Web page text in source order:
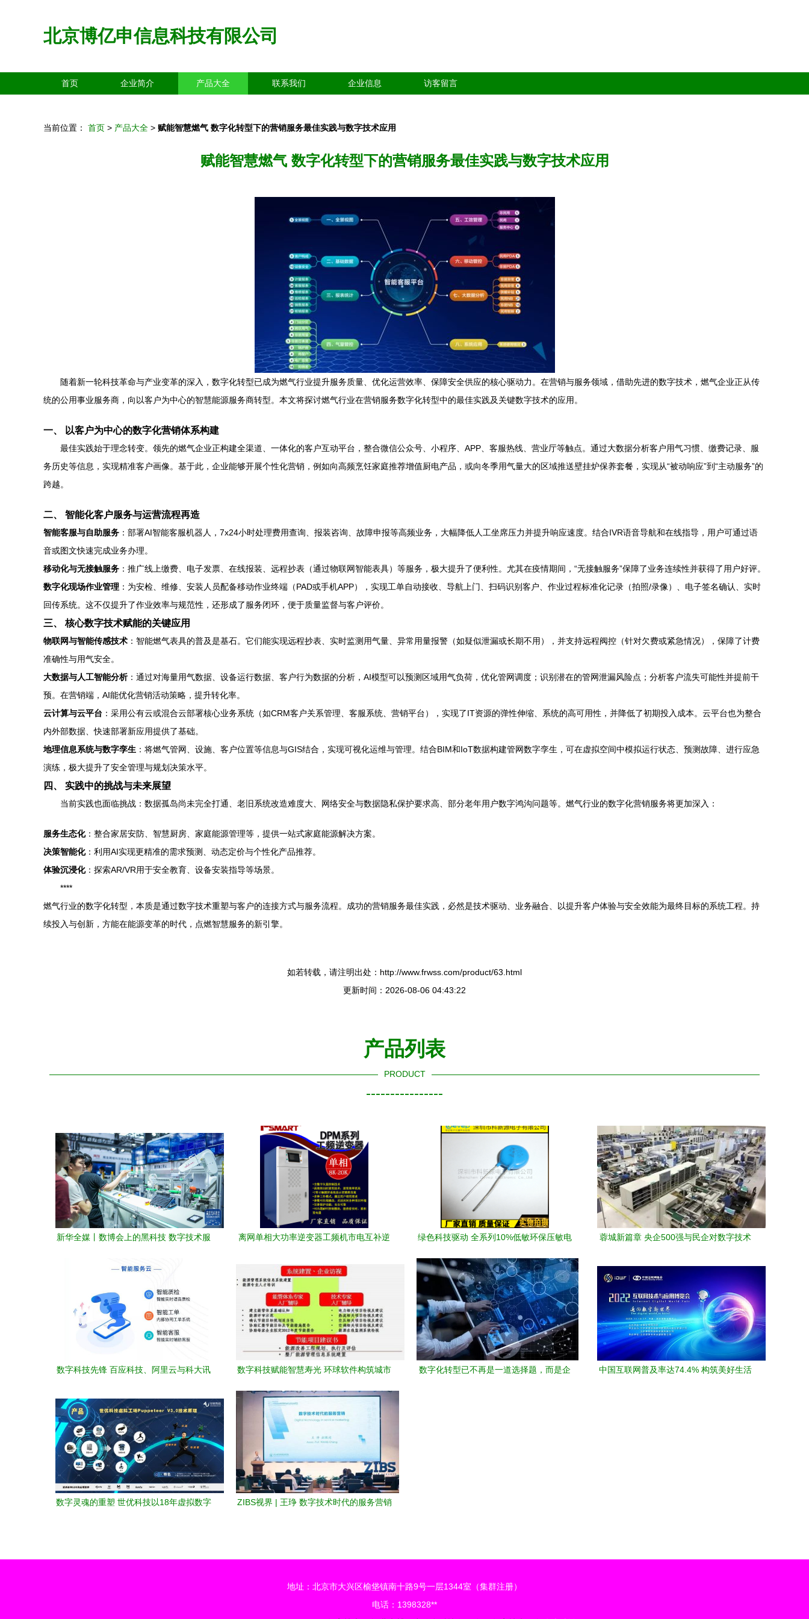
北京博亿申信息科技有限公司
首页 企业简介 产品大全 联系我们 企业信息 访客留言
当前位置： 首页 > 产品大全 > 赋能智慧燃气 数字化转型下的营销服务最佳实践与数字技术应用
赋能智慧燃气 数字化转型下的营销服务最佳实践与数字技术应用
随着新一轮科技革命与产业变革的深入，数字化转型已成为燃气行业提升服务质量、优化运营效率、保障安全供应的核心驱动力。在营销与服务领域，借助先进的数字技术，燃气企业正从传
统的公用事业服务商，向以客户为中心的智慧能源服务商转型。本文将探讨燃气行业在营销服务数字化转型中的最佳实践及关键数字技术的应用。
一、 以客户为中心的数字化营销体系构建
最佳实践始于理念转变。领先的燃气企业正构建全渠道、一体化的客户互动平台，整合微信公众号、小程序、APP、客服热线、营业厅等触点。通过大数据分析客户用气习惯、缴费记录、服
务历史等信息，实现精准客户画像。基于此，企业能够开展个性化营销，例如向高频烹饪家庭推荐增值厨电产品，或向冬季用气量大的区域推送壁挂炉保养套餐，实现从“被动响应”到“主动服务”的
跨越。
二、 智能化客户服务与运营流程再造
智能客服与自助服务 ：部署AI智能客服机器人，7x24小时处理费用查询、报装咨询、故障申报等高频业务，大幅降低人工坐席压力并提升响应速度。结合IVR语音导航和在线指导，用户可通过语
音或图文快速完成业务办理。
移动化与无接触服务 ：推广线上缴费、电子发票、在线报装、远程抄表（通过物联网智能表具）等服务，极大提升了便利性。尤其在疫情期间，“无接触服务”保障了业务连续性并获得了用户好评。
数字化现场作业管理 ：为安检、维修、安装人员配备移动作业终端（PAD或手机APP），实现工单自动接收、导航上门、扫码识别客户、作业过程标准化记录（拍照/录像）、电子签名确认、实时
回传系统。这不仅提升了作业效率与规范性，还形成了服务闭环，便于质量监督与客户评价。
三、 核心数字技术赋能的关键应用
物联网与智能传感技术 ：智能燃气表具的普及是基石。它们能实现远程抄表、实时监测用气量、异常用量报警（如疑似泄漏或长期不用），并支持远程阀控（针对欠费或紧急情况），保障了计费
准确性与用气安全。
大数据与人工智能分析：通过对海量用气数据、设备运行数据、客户行为数据的分析，AI模型可以预测区域用气负荷，优化管网调度；识别潜在的管网泄漏风险点；分析客户流失可能性并提前干
预。在营销端，AI能优化营销活动策略，提升转化率。
云计算与云平台 ：采用公有云或混合云部署核心业务系统（如CRM客户关系管理、客服系统、营销平台），实现了IT资源的弹性伸缩、系统的高可用性，并降低了初期投入成本。云平台也为整合
内外部数据、快速部署新应用提供了基础。
地理信息系统与数字孪生 ：将燃气管网、设施、客户位置等信息与GIS结合，实现可视化运维与管理。结合BIM和IoT数据构建管网数字孪生，可在虚拟空间中模拟运行状态、预测故障、进行应急
演练，极大提升了安全管理与规划决策水平。
四、 实践中的挑战与未来展望
当前实践也面临挑战：数据孤岛尚未完全打通、老旧系统改造难度大、网络安全与数据隐私保护要求高、部分老年用户数字鸿沟问题等。燃气行业的数字化营销服务将更加深入：
服务生态化：整合家居安防、智慧厨房、家庭能源管理等，提供一站式家庭能源解决方案。
决策智能化：利用AI实现更精准的需求预测、动态定价与个性化产品推荐。
体验沉浸化：探索AR/VR用于安全教育、设备安装指导等场景。
****
燃气行业的数字化转型，本质是通过数字技术重塑与客户的连接方式与服务流程。成功的营销服务最佳实践，必然是技术驱动、业务融合、以提升客户体验与安全效能为最终目标的系统工程。持
续投入与创新，方能在能源变革的时代，点燃智慧服务的新引擎。
如若转载，请注明出处：http://www.frwss.com/product/63.html
更新时间：2026-08-06 04:43:22
产品列表
PRODUCT
----------------
新华全媒丨数博会上的黑科技 数字技术服
离网单相大功率逆变器工频机市电互补逆
务
绿色科技驱动 全系列10%低敏环保压敏电
蓉城新篇章 央企500强与民企对数字技术
数字科技先锋 百应科技、阿里云与科大讯
数字科技赋能智慧寿光 环球软件构筑城市
数字化转型已不再是一道选择题，而是企
中国互联网普及率达74.4% 构筑美好生活
数字灵魂的重塑 世优科技以18年虚拟数字
ZIBS视界 | 王琤 数字技术时代的服务营销
地址：北京市大兴区榆垡镇南十路9号一层1344室（集群注册）
电话：1398328**